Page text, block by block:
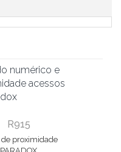
R915
de proximidade